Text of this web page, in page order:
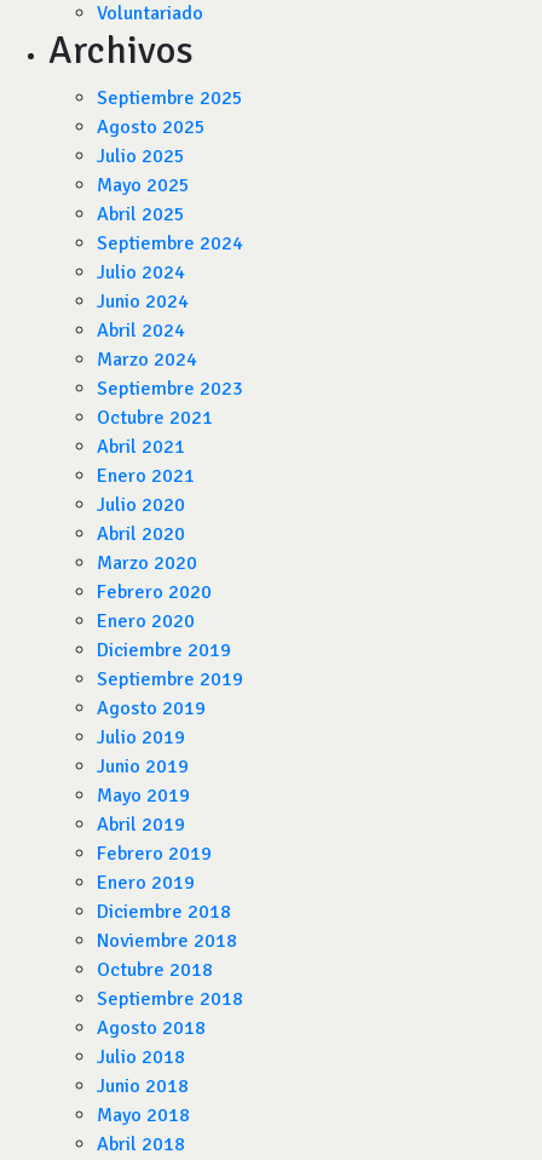
Voluntariado
Archivos
Septiembre 2025
Agosto 2025
Julio 2025
Mayo 2025
Abril 2025
Septiembre 2024
Julio 2024
Junio 2024
Abril 2024
Marzo 2024
Septiembre 2023
Octubre 2021
Abril 2021
Enero 2021
Julio 2020
Abril 2020
Marzo 2020
Febrero 2020
Enero 2020
Diciembre 2019
Septiembre 2019
Agosto 2019
Julio 2019
Junio 2019
Mayo 2019
Abril 2019
Febrero 2019
Enero 2019
Diciembre 2018
Noviembre 2018
Octubre 2018
Septiembre 2018
Agosto 2018
Julio 2018
Junio 2018
Mayo 2018
Abril 2018